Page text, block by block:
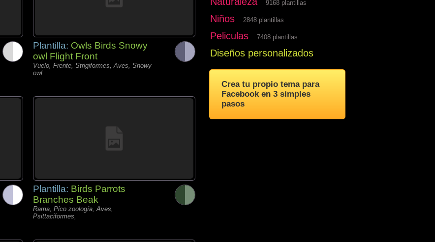
Plantilla: Owls Birds Snowy
owl Flight Front
Vuelo, Frente, Strigiformes, Aves, Snowy
owl
Plantilla: Birds Parrots
Branches Beak
Rama, Pico zoología, Aves,
Psittaciformes,
9168 plantillas
Niños 2848 plantillas
Peliculas 7408 plantillas
Diseños personalizados
Crea tu propio tema para
Facebook en 3 simples
pasos